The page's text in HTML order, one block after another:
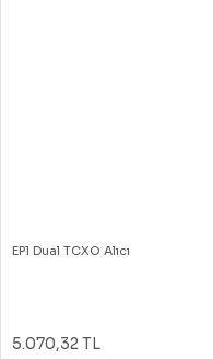
EP1 Dual TCXO Alıcı
5.070,32 TL